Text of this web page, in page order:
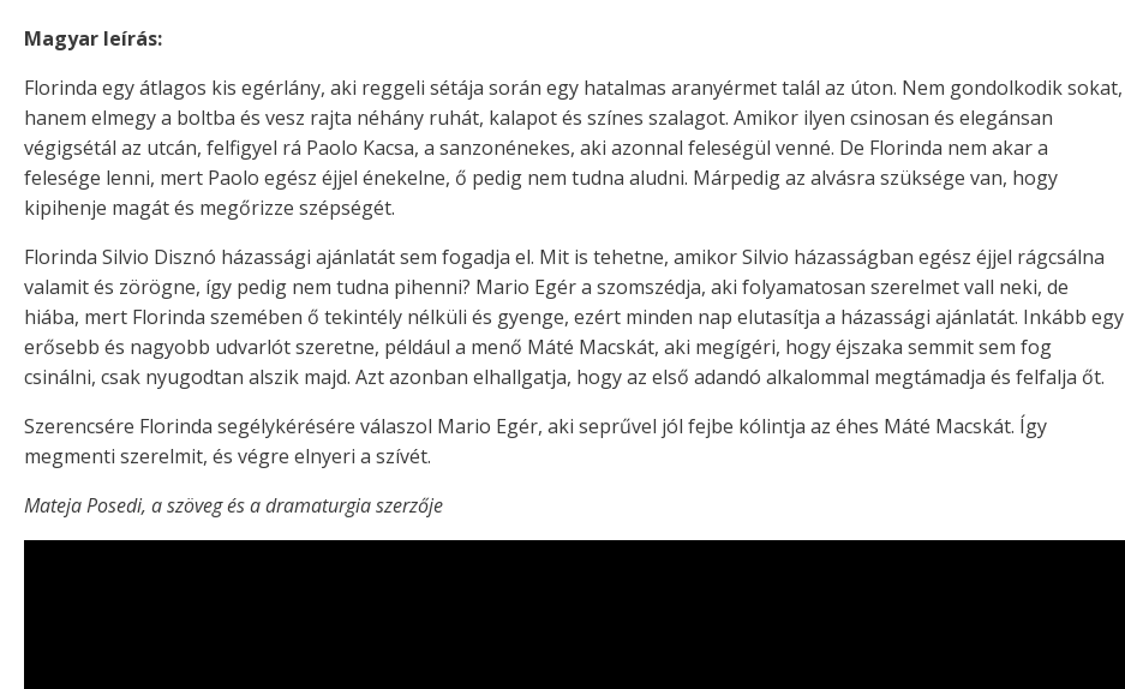
Magyar leírás:
Florinda egy átlagos kis egérlány, aki reggeli sétája során egy hatalmas aranyérmet talál az úton. Nem gondolkodik sokat,
hanem elmegy a boltba és vesz rajta néhány ruhát, kalapot és színes szalagot. Amikor ilyen csinosan és elegánsan
végigsétál az utcán, felfigyel rá Paolo Kacsa, a sanzonénekes, aki azonnal feleségül venné. De Florinda nem akar a
felesége lenni, mert Paolo egész éjjel énekelne, ő pedig nem tudna aludni. Márpedig az alvásra szüksége van, hogy
kipihenje magát és megőrizze szépségét.
Florinda Silvio Disznó házassági ajánlatát sem fogadja el. Mit is tehetne, amikor Silvio házasságban egész éjjel rágcsálna
valamit és zörögne, így pedig nem tudna pihenni? Mario Egér a szomszédja, aki folyamatosan szerelmet vall neki, de
hiába, mert Florinda szemében ő tekintély nélküli és gyenge, ezért minden nap elutasítja a házassági ajánlatát. Inkább egy
erősebb és nagyobb udvarlót szeretne, például a menő Máté Macskát, aki megígéri, hogy éjszaka semmit sem fog
csinálni, csak nyugodtan alszik majd. Azt azonban elhallgatja, hogy az első adandó alkalommal megtámadja és felfalja őt.
Szerencsére Florinda segélykérésére válaszol Mario Egér, aki seprűvel jól fejbe kólintja az éhes Máté Macskát. Így
megmenti szerelmit, és végre elnyeri a szívét.
Mateja Posedi, a szöveg és a dramaturgia szerzője